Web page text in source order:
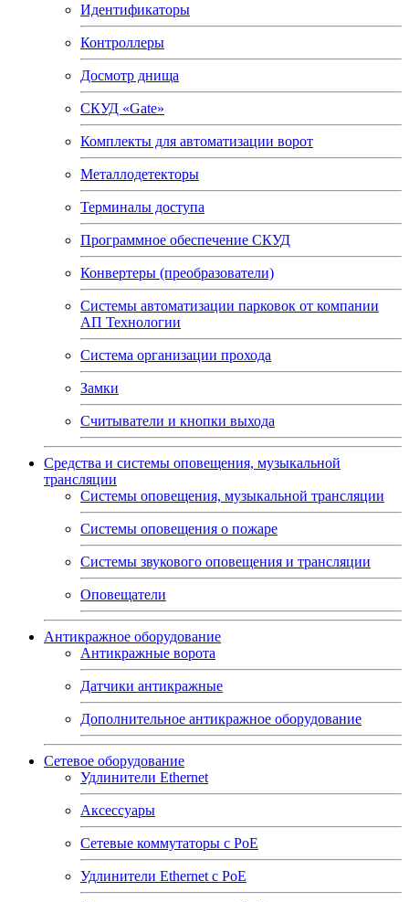
Идентификаторы
Контроллеры
Досмотр днища
СКУД «Gate»
Комплекты для автоматизации ворот
Металлодетекторы
Терминалы доступа
Программное обеспечение СКУД
Конвертеры (преобразователи)
Системы автоматизации парковок от компании
АП Технологии
Система организации прохода
Замки
Считыватели и кнопки выхода
Средства и системы оповещения, музыкальной
трансляции
Системы оповещения, музыкальной трансляции
Системы оповещения о пожаре
Системы звукового оповещения и трансляции
Оповещатели
Антикражное оборудование
Антикражные ворота
Датчики антикражные
Дополнительное антикражное оборудование
Сетевое оборудование
Удлинители Ethernet
Аксессуары
Сетевые коммутаторы с РоЕ
Удлинители Ethernet с PoE